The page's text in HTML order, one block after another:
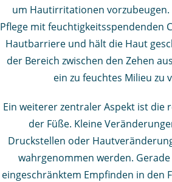
um Hautirritationen vorzubeugen.
Pflege mit feuchtigkeitsspendenden
Hautbarriere und hält die Haut
der Bereich zwischen den Zehen
ein zu feuchtes Milieu zu
Ein weiterer zentraler Aspekt ist die
der Füße. Kleine
Druckstellen oder
wahrgenommen werden.
eingeschränktem Empfinden in den